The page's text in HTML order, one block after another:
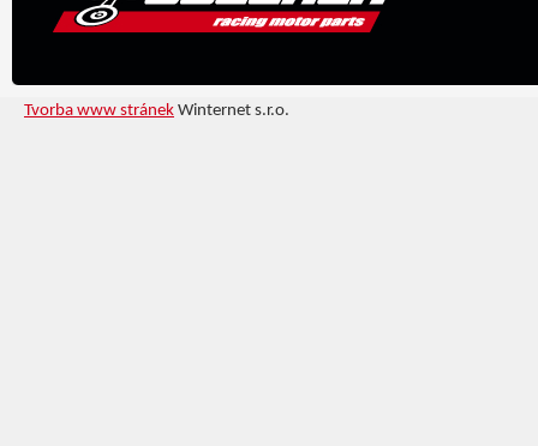
Tvorba www stránek Winternet s.r.o.